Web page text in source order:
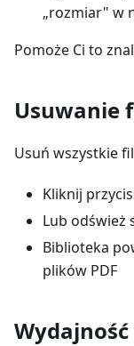
„rozmiar" w
Pomoże Ci to
Usuwanie
Usuń wszystkie
Kliknij
Lub odśwież
Biblioteka
plików PDF